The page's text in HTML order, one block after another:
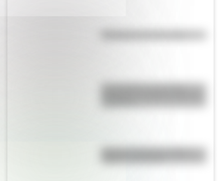
El normalismo, la corriente
Bandera de Bolivia: historia,